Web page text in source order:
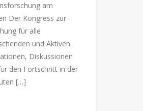
am
Der Kongress zur
für alle
und Aktiven.
Diskussionen
den Fortschritt in der
[…]